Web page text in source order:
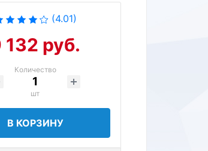
(4.01)
132 руб.
Количество
шт
В КОРЗИНУ